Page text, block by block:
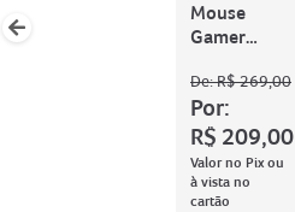
Mouse
Gamer
8000 DPI
De:R$ 269,00
Por:
R$ 209,00
Valor no Pix ou
à vista no
cartão